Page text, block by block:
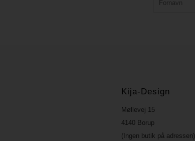
Kija-Design
Møllevej 15
4140 Borup
(Ingen butik på adressen)